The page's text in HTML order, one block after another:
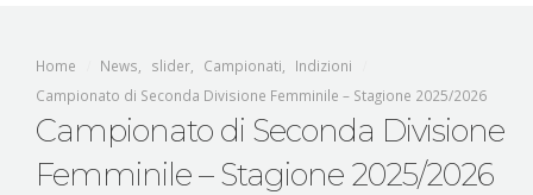
Home News slider Campionati
Indizioni
Campionato di Seconda Divisione Femminile – Stagione 2025/2026
Campionato di Seconda Divisione
Femminile – Stagione 2025/2026